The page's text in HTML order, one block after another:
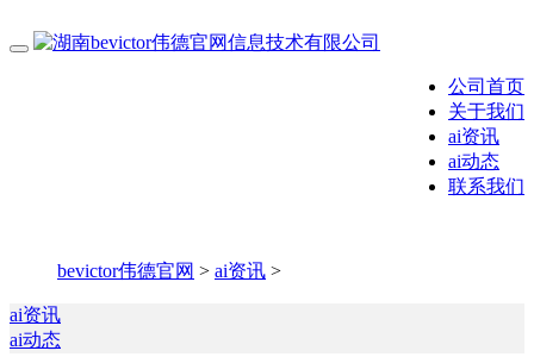
公司首页
关于我们
ai资讯
ai动态
联系我们
bevictor伟德官网 > ai资讯 >
ai资讯
ai动态